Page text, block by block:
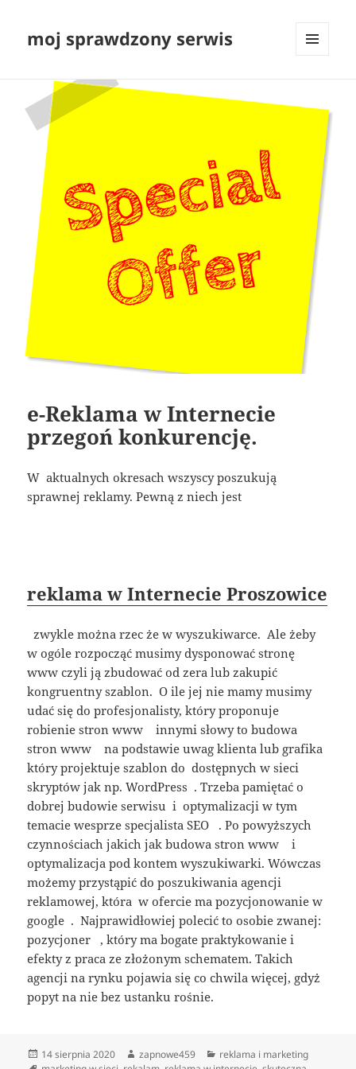
moj sprawdzony serwis
e-Reklama w Internecie
przegoń konkurencję.
W aktualnych okresach wszyscy poszukują
sprawnej reklamy. Pewną z niech jest
reklama w Internecie Proszowice
zwykle można rzec że w wyszukiwarce. Ale żeby
w ogóle rozpocząć musimy dysponować stronę
www czyli ją zbudować od zera lub zakupić
kongruentny szablon. O ile jej nie mamy musimy
udać się do profesjonalisty, który proponuje
robienie stron www innymi słowy to budowa
stron www na podstawie uwag klienta lub grafika
który projektuje szablon do dostępnych w sieci
skryptów jak np. WordPress . Trzeba pamiętać o
dobrej budowie serwisu i optymalizacji w tym
temacie wesprze specjalista SEO . Po powyższych
czynnościach jakich jak budowa stron www i
optymalizacja pod kontem wyszukiwarki. Wówczas
możemy przystąpić do poszukiwania agencji
reklamowej, która w ofercie ma pozycjonowanie w
google . Najprawidłowiej polecić to osobie zwanej:
pozycjoner , który ma bogate praktykowanie i
efekty z praca ze złożonym schematem. Takich
agencji na rynku pojawia się co chwila więcej, gdyż
popyt na nie bez ustanku rośnie.
Data
14 sierpnia 2020 Autor
zapnowe459 Kategorie
reklama i marketing